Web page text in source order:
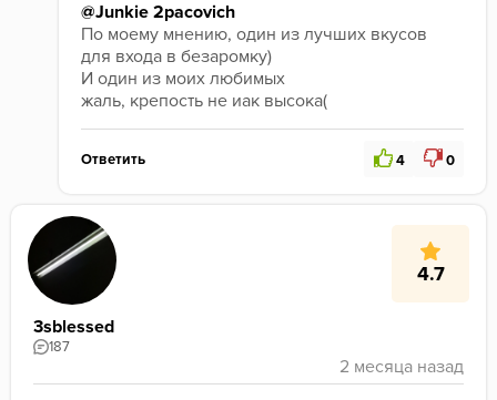
@Junkie 2pacovich
По моему мнению, один из лучших вкусов
для входа в безаромку)
И один из моих любимых
жаль, крепость не иак высока(
Ответить 4 0
4.7
3sblessed
187